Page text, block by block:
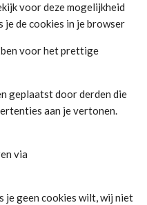
voor deze mogelijkheid
je de cookies in je browser
voor het prettige
geplaatst door derden die
aan je vertonen.
via
je geen cookies wilt, wij niet